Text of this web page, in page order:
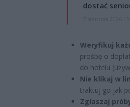
dostać
Weryfikuj
prośbę o
do hotelu
Nie klikaj w
traktuj go jak
Zgłaszaj